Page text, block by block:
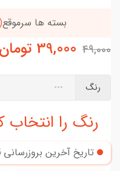
بسته ها سرموقع
49,000
39,000 تومان
رنگ
رنگ را انتخاب
تاریخ آخرین